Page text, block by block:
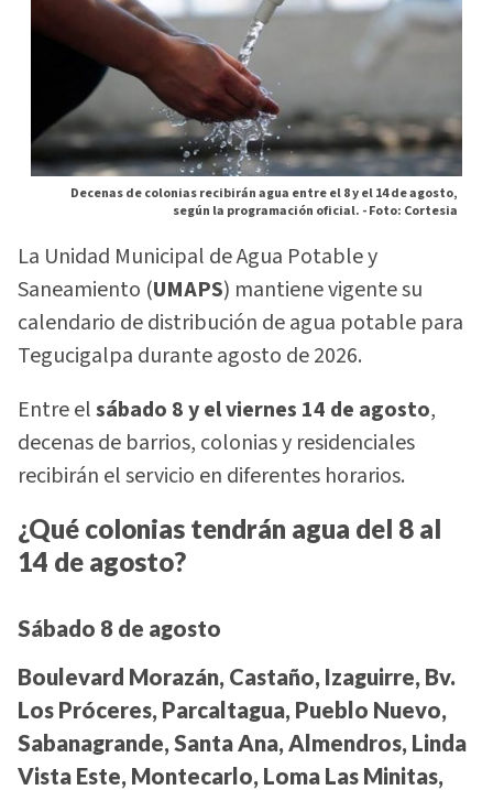
Decenas de colonias recibirán agua entre el 8 y el 14 de agosto,
según la programación oficial. -Foto: Cortesia
La Unidad Municipal de Agua Potable y
Saneamiento (UMAPS) mantiene vigente su
calendario de distribución de agua potable para
Tegucigalpa durante agosto de 2026.
Entre elsábado 8 y el viernes 14 de agosto,
decenas de barrios, colonias y residenciales
recibirán el servicio en diferentes horarios.
¿Qué colonias tendrán agua del 8 al
14 de agosto?
Sábado 8 de agosto
Boulevard Morazán, Castaño, Izaguirre, Bv.
Los Próceres, Parcaltagua, Pueblo Nuevo,
Sabanagrande, Santa Ana, Almendros, Linda
Vista Este, Montecarlo, Loma Las Minitas,